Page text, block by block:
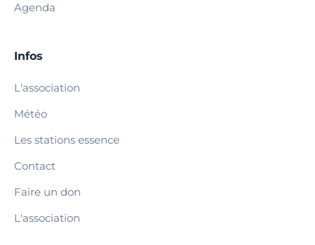
Agenda
Infos
L'association
Météo
Les stations essence
Contact
Faire un don
L'association